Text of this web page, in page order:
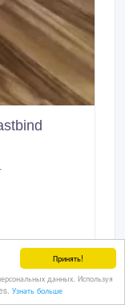
Принять!
данных. Используя
Узнать больше